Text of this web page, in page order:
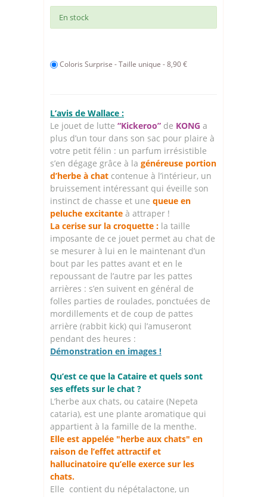
En stock
Coloris Surprise - Taille unique - 8,90 €
L’avis de Wallace :
Le jouet de lutte “Kickeroo” de KONG a
plus d’un tour dans son sac pour plaire à
votre petit félin : un parfum irrésistible
s’en dégage grâce à la généreuse portion
d’herbe à chat contenue à l’intérieur, un
bruissement intéressant qui éveille son
instinct de chasse et une queue en
peluche excitante à attraper !
La cerise sur la croquette : la taille
imposante de ce jouet permet au chat de
se mesurer à lui en le maintenant d’un
bout par les pattes avant et en le
repoussant de l’autre par les pattes
arrières : s’en suivent en général de
folles parties de roulades, ponctuées de
mordillements et de coup de pattes
arrière (rabbit kick) qui l’amuseront
pendant des heures :
Démonstration en images !
Qu’est ce que la Cataire et quels sont
ses effets sur le chat ?
L’herbe aux chats, ou cataire (Nepeta
cataria), est une plante aromatique qui
appartient à la famille de la menthe.
Elle est appelée "herbe aux chats" en
raison de l’effet attractif et
hallucinatoire qu’elle exerce sur les
chats.
Elle contient du népétalactone, un